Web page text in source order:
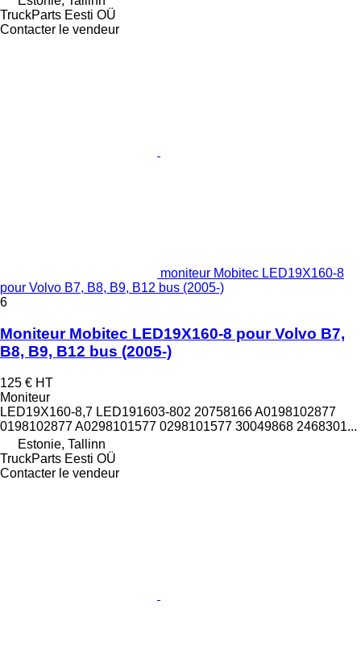
TruckParts Eesti OÜ
Contacter le vendeur
moniteur Mobitec LED19X160-8
pour Volvo B7, B8, B9, B12 bus (2005-)
6
Moniteur Mobitec LED19X160-8 pour Volvo B7,
B8, B9, B12 bus (2005-)
125 € HT
Moniteur
LED19X160-8,7 LED191603-802 20758166 A0198102877
0198102877 A0298101577 0298101577 30049868 2468301...
Estonie, Tallinn
TruckParts Eesti OÜ
Contacter le vendeur